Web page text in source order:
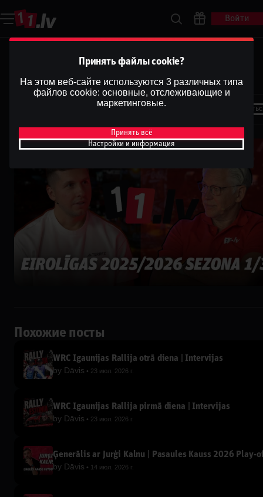
Войти
Raimonds Zeps ar Ģenerāli |
Eirolīgas 2025/26 sezona 1/3
Похожие посты
WRC Igaunijas Rallija otrā diena | Intervijas
by Dāvis 23 июл. 2026 г.
WRC Igaunijas Rallija pirmā diena | Intervijas
by Dāvis 23 июл. 2026 г.
Ģenerālis ar Jurģi Kalnu | Pasaules Kauss 2026 Play-
by Dāvis 14 июл. 2026 г.
Принять файлы cookie?
На этом веб-сайте используются 3 различных типа
файлов cookie: основные, отслеживающие и
маркетинговые.
Принять всё
Настройки и информация